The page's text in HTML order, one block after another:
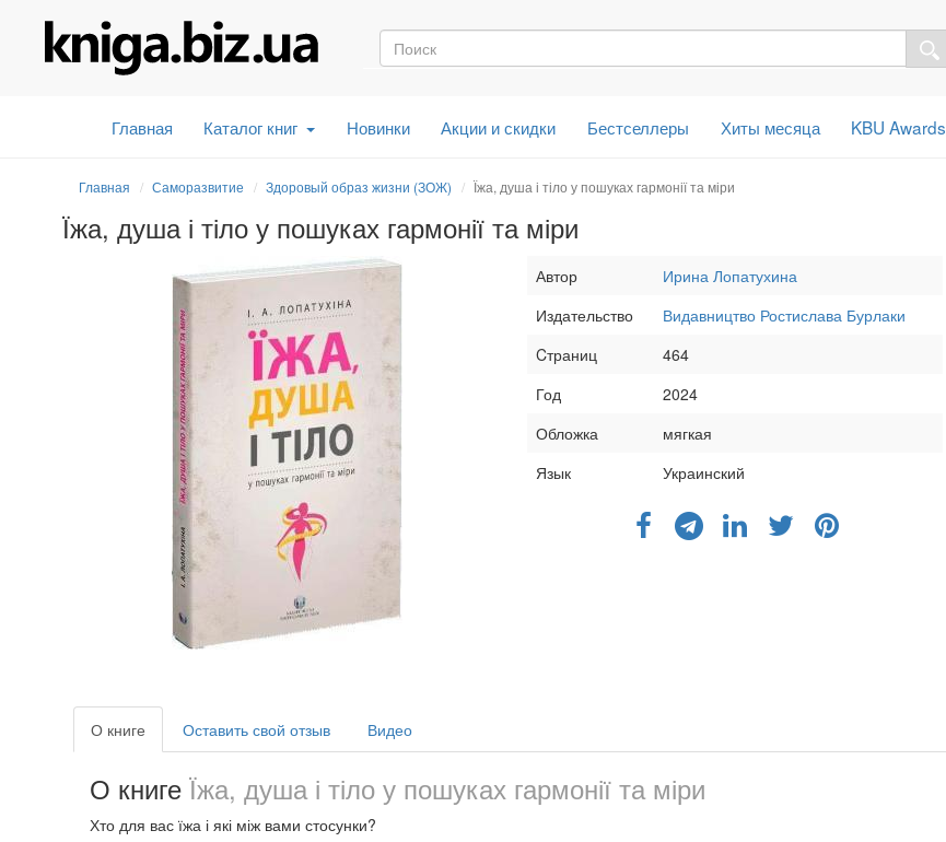
Главная Каталог книг Новинки Акции и скидки Бестселлеры Хиты месяца KBU Awards
Главная Саморазвитие Здоровый образ жизни (ЗОЖ) Їжа, душа і тіло у пошуках гармонії та міри
Їжа, душа і тіло у пошуках гармонії та міри
Автор
Ирина Лопатухина
Издательство
Видавництво Ростислава Бурлаки
Cтраниц
464
Год
2024
Обложка
мягкая
Язык
Украинский
О книге Оставить свой отзыв Видео
О книге Їжа, душа і тіло у пошуках гармонії та міри
Хто для вас їжа і які між вами стосунки?